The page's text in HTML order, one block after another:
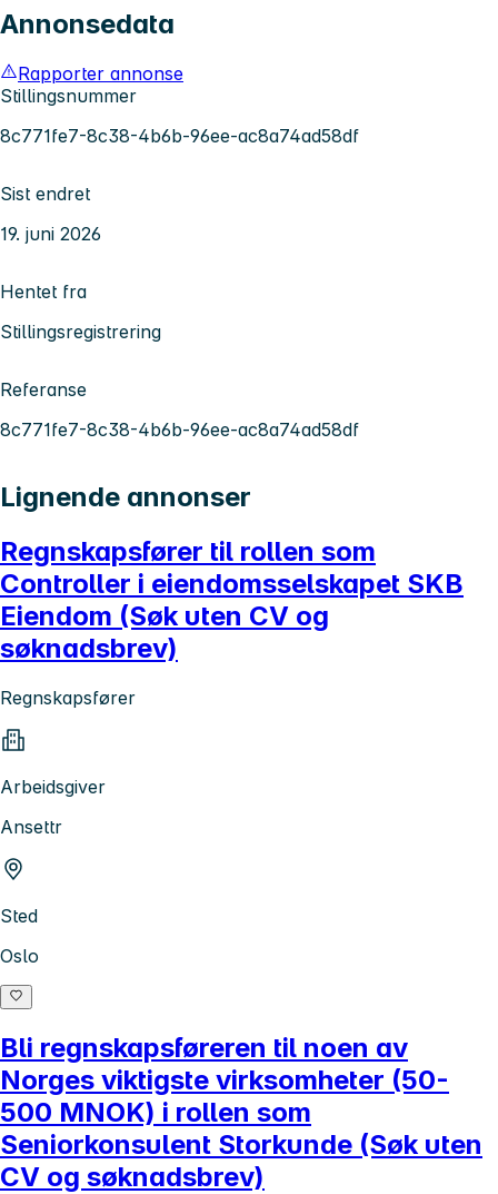
Annonsedata
Rapporter annonse
Stillingsnummer
8c771fe7-8c38-4b6b-96ee-ac8a74ad58df
Sist endret
19. juni 2026
Hentet fra
Stillingsregistrering
Referanse
8c771fe7-8c38-4b6b-96ee-ac8a74ad58df
Lignende annonser
Regnskapsfører til rollen som
Controller i eiendomsselskapet SKB
Eiendom (Søk uten CV og
søknadsbrev)
Regnskapsfører
Arbeidsgiver
Ansettr
Sted
Oslo
Bli regnskapsføreren til noen av
Norges viktigste virksomheter (50-
500 MNOK) i rollen som
Seniorkonsulent Storkunde (Søk uten
CV og søknadsbrev)